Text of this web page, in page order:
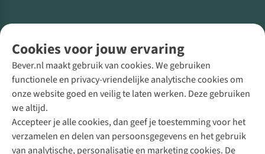
Cookies voor jouw ervaring
Bever.nl maakt gebruik van cookies. We gebruiken
functionele en privacy-vriendelijke analytische cookies om
onze website goed en veilig te laten werken. Deze gebruiken
we altijd.
Accepteer je alle cookies, dan geef je toestemming voor het
verzamelen en delen van persoonsgegevens en het gebruik
van analytische, personalisatie en marketing cookies. De
Direct advies van een Buitenexpert
+31 (0)85 888 50 88
+31 6 12 28 49 80